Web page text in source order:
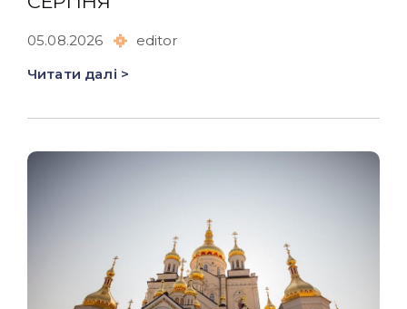
05.08.2026
editor
Читати далі >